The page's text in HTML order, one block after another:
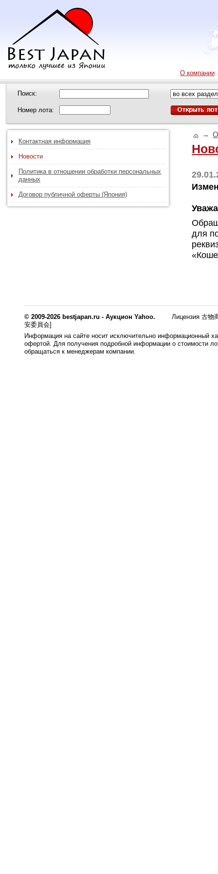
О компании
Поиск:
Номер лота:
Контактная информация
Новости
Политика в отношении обработки персональных
данных
Договор публичной оферты (Япония)
→
для
© 2009-2026 bestjapan.ru - Аукцион Yahoo.
Лицензия 古物
安委員会]
Информация на сайте носит исключительно информационный
офертой. Для получения подробной информации о стоимости
обращаться к менеджерам компании.